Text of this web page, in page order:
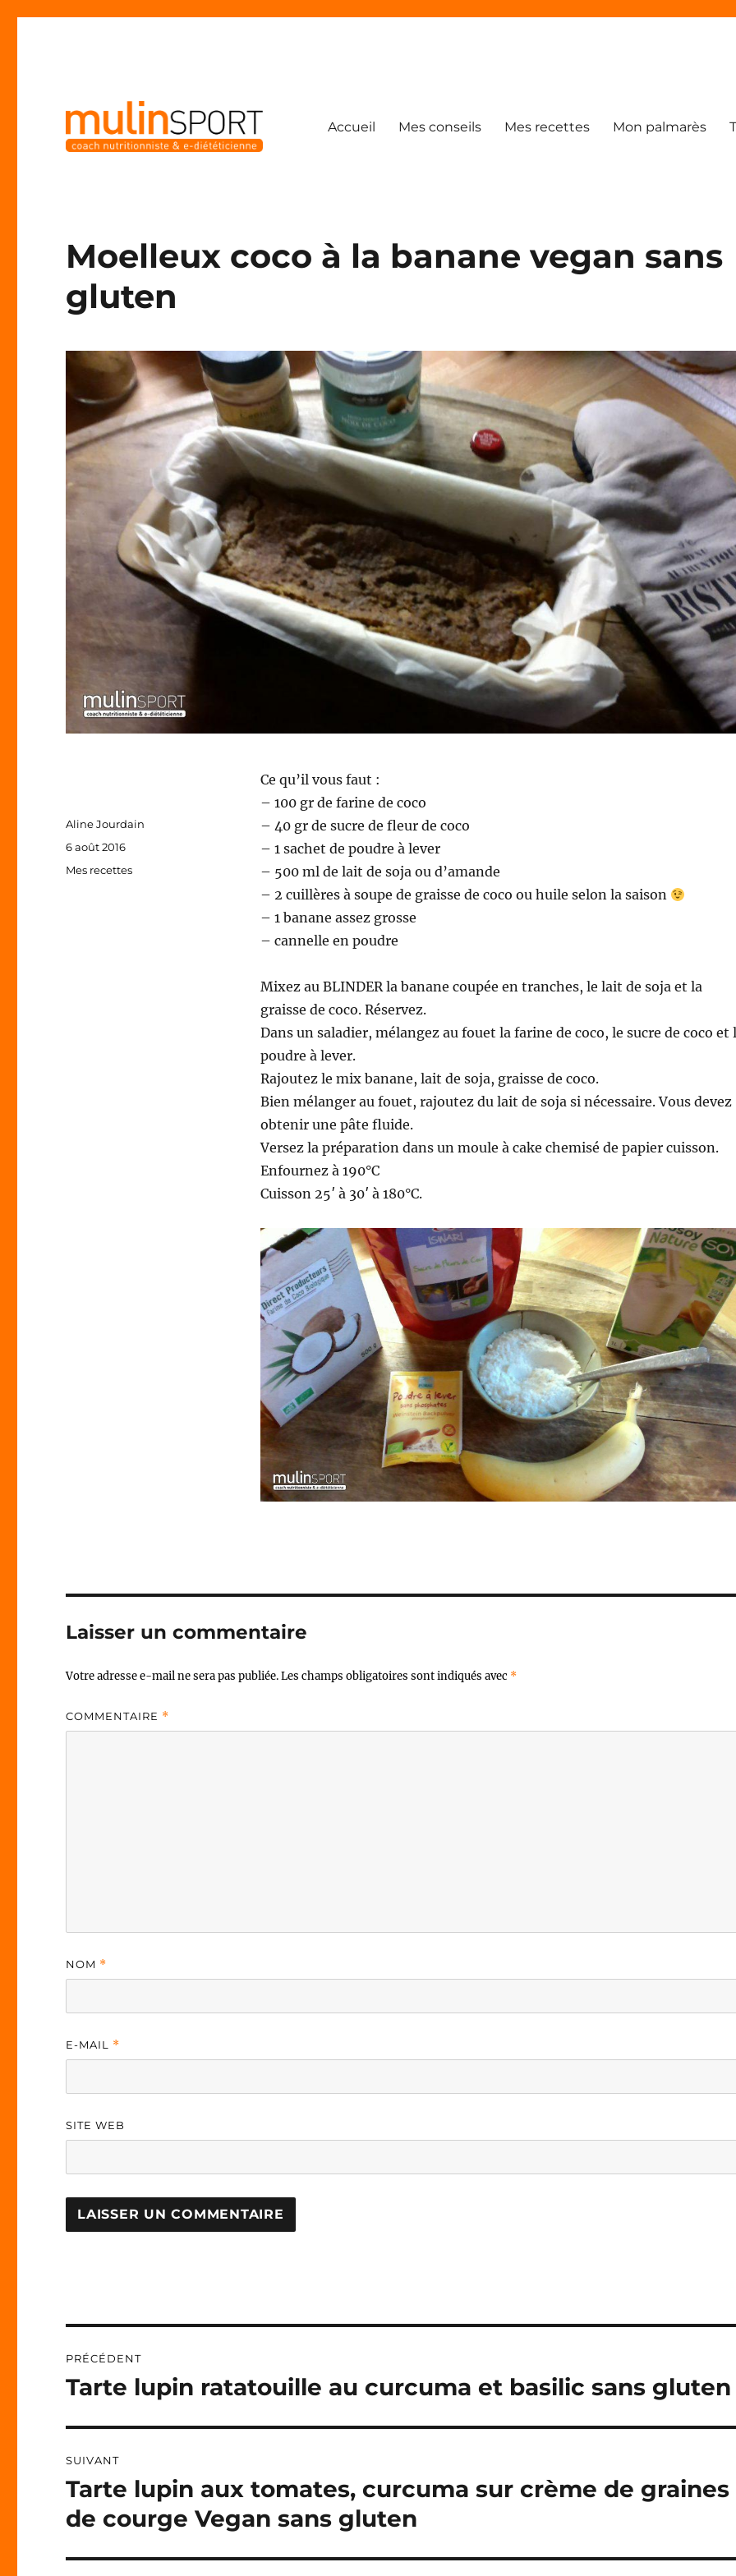
Accueil Mes conseils Mes recettes Mon palmarès
Moelleux coco à la banane vegan sans
gluten
Ce qu’il vous faut :
– 100 gr de farine de coco
– 40 gr de sucre de fleur de coco
– 1 sachet de poudre à lever
– 500 ml de lait de soja ou d’amande
– 2 cuillères à soupe de graisse de coco ou huile selon la saison
– 1 banane assez grosse
– cannelle en poudre
Mixez au BLINDER la banane coupée en tranches, le lait de soja et la
graisse de coco. Réservez.
Dans un saladier, mélangez au fouet la farine de coco, le sucre de coco et
poudre à lever.
Rajoutez le mix banane, lait de soja, graisse de coco.
Bien mélanger au fouet, rajoutez du lait de soja si nécessaire. Vous devez
obtenir une pâte fluide.
Versez la préparation dans un moule à cake chemisé de papier cuisson.
Enfournez à 190°C
Cuisson 25′ à 30′ à 180°C.
Auteur
Aline Jourdain
Publié
6 août 2016
Catégories
Mes recettes
Laisser un commentaire
Votre adresse e-mail ne sera pas publiée.Les champs obligatoires sont indiqués avec *
COMMENTAIRE *
NOM *
E-MAIL *
SITE WEB
N
T
I
V
:
de
PRÉCÉDENT
Publication
Tarte lupin ratatouille au curcuma et basilic sans gluten
SUIVANT
Publication
suivante :
Tarte lupin aux tomates, curcuma sur crème de graines
de courge Vegan sans gluten